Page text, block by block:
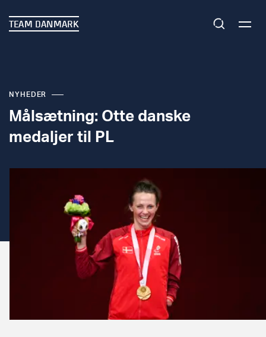
TEAM DANMARK
NYHEDER
Målsætning: Otte danske
medaljer til PL